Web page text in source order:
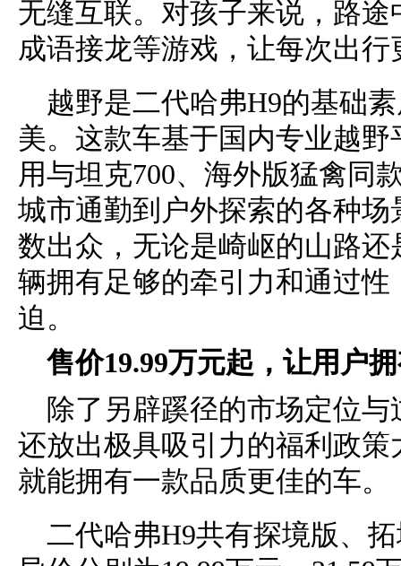
无缝互联。对孩子来说，路
成语接龙等游戏，让每次出行
越野是二代哈弗H9的基础
美。这款车基于国内专业越
用与坦克700、海外版猛禽同
城市通勤到户外探索的各种
数出众，无论是崎岖的山路
辆拥有足够的牵引力和通过
迫。
售价19.99万元起，让用户
除了另辟蹊径的市场定位
还放出极具吸引力的福利政
就能拥有一款品质更佳的车。
二代哈弗H9共有探境版、